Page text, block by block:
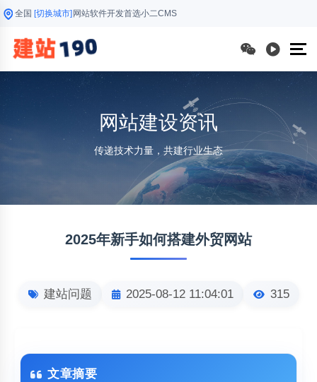
全国 [切换城市] 网站软件开发首选小二CMS
网站建设资讯
传递技术力量，共建行业生态
2025年新手如何搭建外贸网站
建站问题 2025-08-12 11:04:01 315
文章摘要